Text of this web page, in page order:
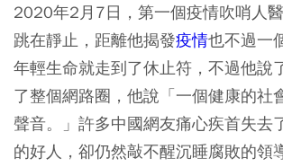
2020年2月7日，第一個疫情吹哨人
跳在靜止，距離他揭發疫情也不過一
年輕生命就走到了休止符，不過他說
了整個網路圈，他說「一個健康的社
聲音。」許多中國網友痛心疾首失去
的好人，卻仍然敲不醒沉睡腐敗的領